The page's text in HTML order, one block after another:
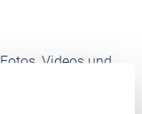
Videos und